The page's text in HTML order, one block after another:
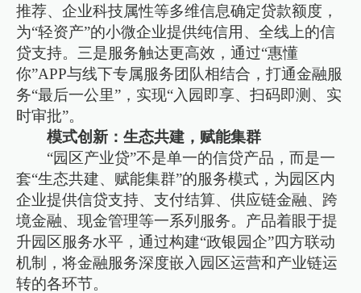
推荐、企业科技属性等多维信息确定贷款额度，
为“轻资产”的小微企业提供纯信用、全线上的信
贷支持。三是服务触达更高效，通过“惠懂
你”APP与线下专属服务团队相结合，打通金融服
务“最后一公里”，实现“入园即享、扫码即测、实
时审批”。
模式创新：生态共建，赋能集群
“园区产业贷”不是单一的信贷产品，而是一
套“生态共建、赋能集群”的服务模式，为园区内
企业提供信贷支持、支付结算、供应链金融、跨
境金融、现金管理等一系列服务。产品着眼于提
升园区服务水平，通过构建“政银园企”四方联动
机制，将金融服务深度嵌入园区运营和产业链运
转的各环节。